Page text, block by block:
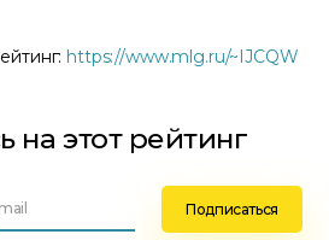
https://www.mlg.ru/~IJCQW
на этот рейтинг